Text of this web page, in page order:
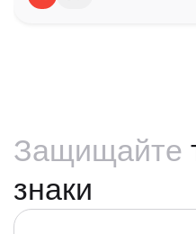
Защищайте
знаки